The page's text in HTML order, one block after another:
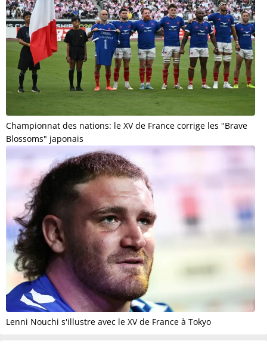
Championnat des nations: le XV de France corrige les "Brave
Blossoms" japonais
Lenni Nouchi s'illustre avec le XV de France à Tokyo